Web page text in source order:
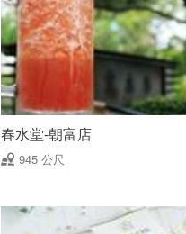
春水堂-朝富店
945 公尺